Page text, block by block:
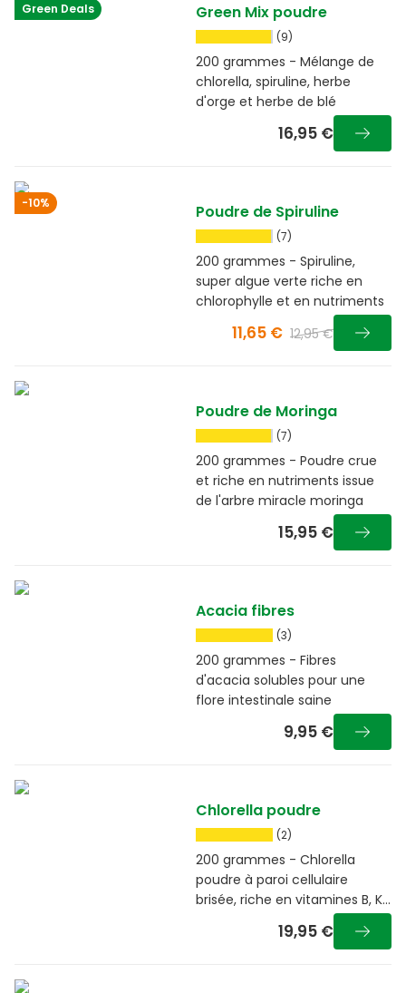
Green Deals Green Mix poudre
(9)
200 grammes - Mélange de
chlorella, spiruline, herbe
d'orge et herbe de blé
16,95 €
-10% Poudre de Spiruline
(7)
200 grammes - Spiruline,
super algue verte riche en
chlorophylle et en nutriments
11,65 € 12,95 €
Poudre de Moringa
(7)
200 grammes - Poudre crue
et riche en nutriments issue
de l'arbre miracle moringa
15,95 €
Acacia fibres
(3)
200 grammes - Fibres
d'acacia solubles pour une
flore intestinale saine
9,95 €
Chlorella poudre
(2)
200 grammes - Chlorella
poudre à paroi cellulaire
brisée, riche en vitamines B, K
19,95 €